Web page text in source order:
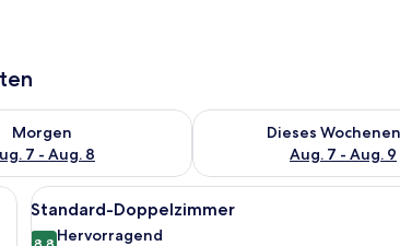
Aug. 7.
Morgen
7 - Aug. 8
für morgen, Aug. 7 - Aug. 8.
Dieses
Aug. 7 - Aug. 9
Überprüfe die
zwei Einzelbetten, einem kleinen Tisch und einem
Alle
Fotos
Zwei Einzelbetten mit
7
Standard-Doppelzimmer
Hervorragend